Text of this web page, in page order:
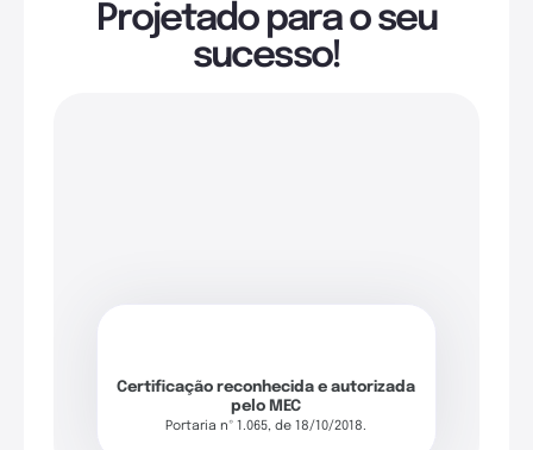
Projetado para o seu
sucesso!
Certificação reconhecida e autorizada
pelo MEC
Portaria nº 1.065, de 18/10/2018.